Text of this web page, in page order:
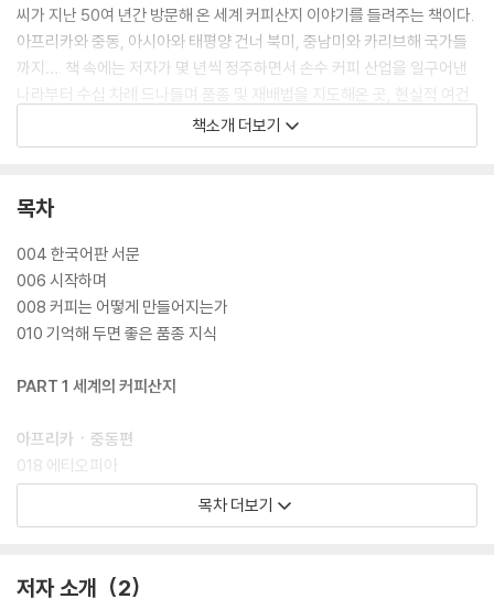
씨가 지난 50여 년간 방문해 온 세계 커피산지 이야기를 들려주는 책이다.
아프리카와 중동, 아시아와 태평양 건너 북미, 중남미와 카리브해 국가들
까지…. 책 속에는 저자가 몇 년씩 정주하면서 손수 커피 산업을 일구어낸
나라부터 수십 차례 드나들며 품종 및 재배법을 지도해온 곳, 현실적 여건
상 스치듯 들른 생산지까지 36개 커피 국가의 역사와 문화, 그리고 생산자
들의 일상이 수백 컷의 사진과 함께 소개된다.
책소개 더보기
목차
004 한국어판 서문
006 시작하며
008 커피는 어떻게 만들어지는가
010 기억해 두면 좋은 품종 지식
PART 1 세계의 커피산지
아프리카ㆍ중동편
018 에티오피아
024 케냐
목차 더보기
저자 소개 2